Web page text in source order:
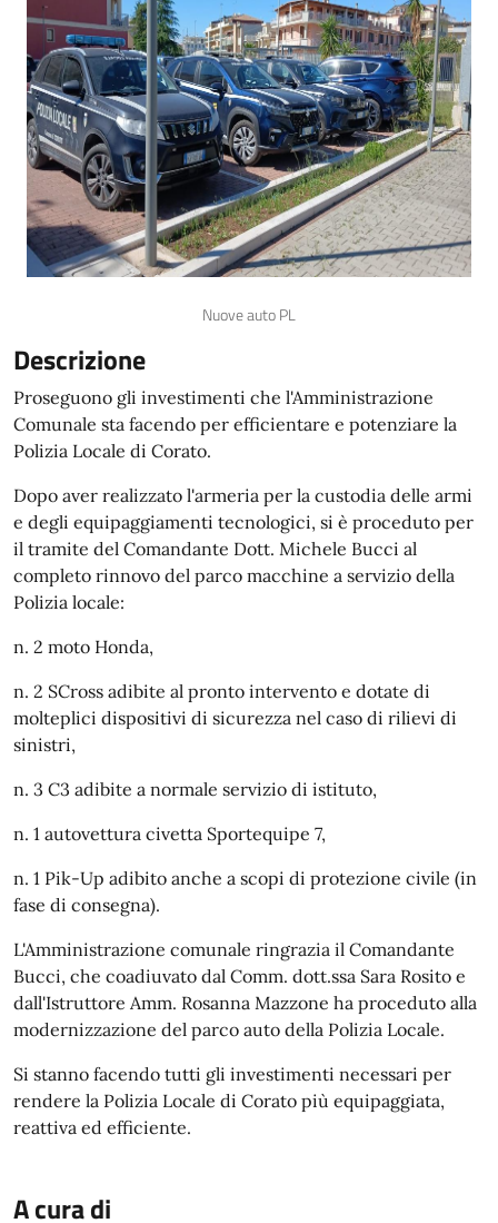
Nuove auto PL
Descrizione
Proseguono gli investimenti che l'Amministrazione
Comunale sta facendo per efficientare e potenziare la
Polizia Locale di Corato.
Dopo aver realizzato l'armeria per la custodia delle armi
e degli equipaggiamenti tecnologici, si è proceduto per
il tramite del Comandante Dott. Michele Bucci al
completo rinnovo del parco macchine a servizio della
Polizia locale:
n. 2 moto Honda,
n. 2 SCross adibite al pronto intervento e dotate di
molteplici dispositivi di sicurezza nel caso di rilievi di
sinistri,
n. 3 C3 adibite a normale servizio di istituto,
n. 1 autovettura civetta Sportequipe 7,
n. 1 Pik-Up adibito anche a scopi di protezione civile (in
fase di consegna).
L'Amministrazione comunale ringrazia il Comandante
Bucci, che coadiuvato dal Comm. dott.ssa Sara Rosito e
dall'Istruttore Amm. Rosanna Mazzone ha proceduto alla
modernizzazione del parco auto della Polizia Locale.
Si stanno facendo tutti gli investimenti necessari per
rendere la Polizia Locale di Corato più equipaggiata,
reattiva ed efficiente.
A cura di